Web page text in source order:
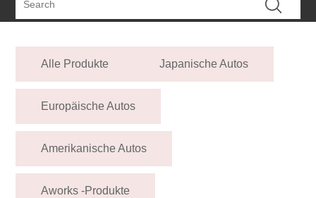
Alle Produkte Japanische Autos
Europäische Autos
Amerikanische Autos
Aworks -Produkte